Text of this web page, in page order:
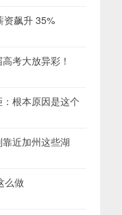
资飙升 35%
考大放异彩！
根本原因是这个
近加州这些湖
么做